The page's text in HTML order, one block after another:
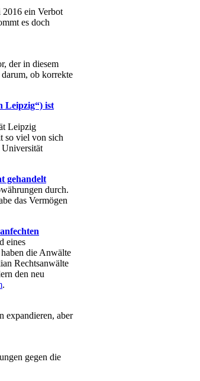
ein Verbot
es doch
der in diesem
ob korrekte
Leipzig“) ist
Leipzig
so viel von sich
Universität
gehandelt
durch.
das Vermögen
eines
die Anwälte
Rechtsanwälte
den neu
.
expandieren, aber
gegen die